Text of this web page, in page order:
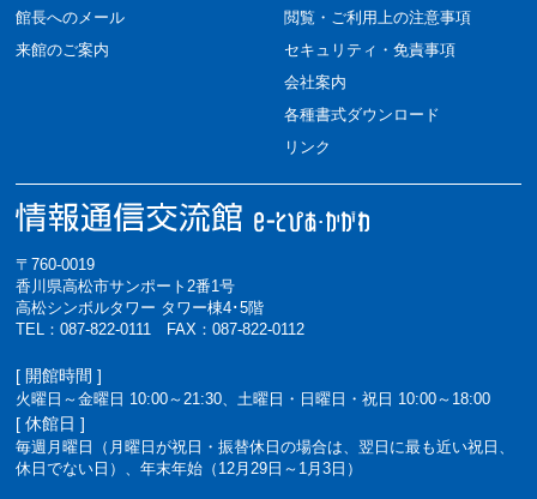
館長へのメール
来館のご案内
閲覧・ご利用上の注意事項
セキュリティ・免責事項
会社案内
各種書式ダウンロード
リンク
〒760-0019
香川県高松市サンポート2番1号
高松シンボルタワー タワー棟4･5階
TEL：087-822-0111 FAX：087-822-0112
[ 開館時間 ]
火曜日～金曜日 10:00～21:30、土曜日・日曜日・祝日 10:00～18:00
[ 休館日 ]
毎週月曜日（月曜日が祝日・振替休日の場合は、翌日に最も近い祝日、
休日でない日）、年末年始（12月29日～1月3日）